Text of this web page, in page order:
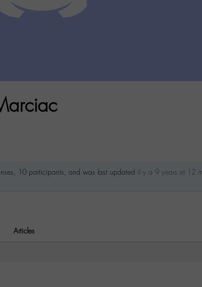
10 participants, and was last updated il y a 9 years et 12
Articles